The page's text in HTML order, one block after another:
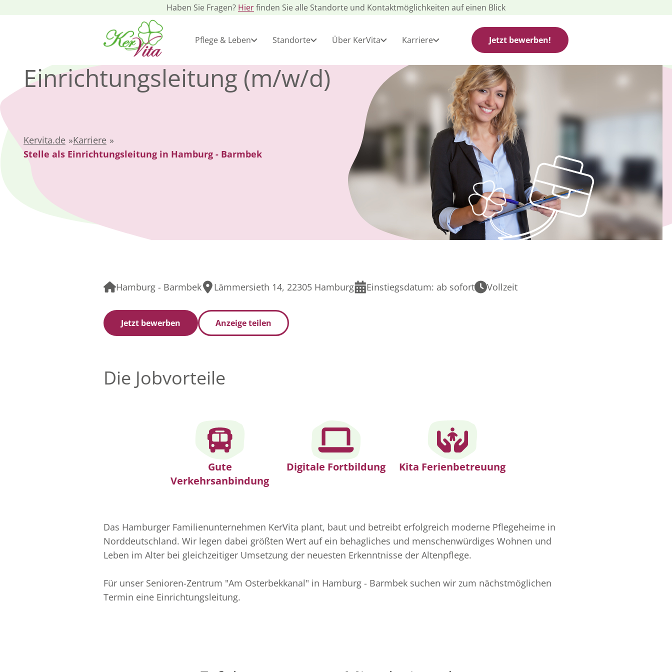
Haben Sie Fragen? Hierfinden Sie alle Standorte und Kontaktmöglichkeiten auf einen Blick
Pflege & Leben Standorte Über KerVita Karriere Jetzt bewerben!
Einrichtungsleitung (m/w/d)
Kervita.de »Karriere »
Stelle als Einrichtungsleitung in Hamburg - Barmbek
Hamburg - Barmbek Lämmersieth 14, 22305 Hamburg Einstiegsdatum: ab sofort Vollzeit
Jetzt bewerben Anzeige teilen
Die Jobvorteile
Gute
Verkehrsanbindung
Digitale Fortbildung Kita Ferienbetreuung
Das Hamburger Familienunternehmen KerVita plant, baut und betreibt erfolgreich moderne Pflegeheime in
Norddeutschland. Wir legen dabei größten Wert auf ein behagliches und menschenwürdiges Wohnen und
Leben im Alter bei gleichzeitiger Umsetzung der neuesten Erkenntnisse der Altenpflege.
Für unser Senioren-Zentrum "Am Osterbekkanal" in Hamburg - Barmbek suchen wir zum nächstmöglichen
Termin eine Einrichtungsleitung.